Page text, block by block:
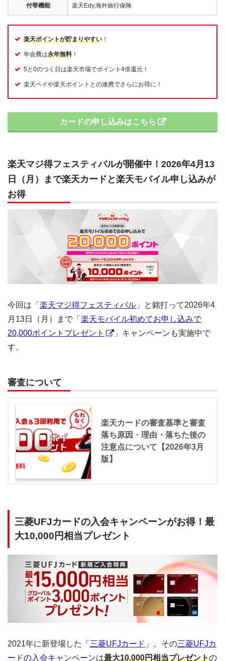
付帯機能 楽天Edy,海外旅行保険
楽天ポイントが貯まりやすい ！
年会費は永年無料 ！
5と0のつく日は楽天市場でポイント4倍還元！
楽天ペイや楽天ポイントとの連携でさらにお得に！
カードの申し込みはこちら
楽天マジ得フェスティバルが開催中！2026年4月13
日（月）まで楽天カードと楽天モバイル申し込みが
お得
今回は「 楽天マジ得フェスティバル 」と銘打って2026年4
月13日（月）まで「 楽天モバイル初めてお申し込みで
20,000ポイントプレゼント
」キャンペーンも実施中で
す。
審査について
楽天カードの審査基準と審査
落ち原因・理由・落ちた後の
注意点について【2026年3月
版】
三菱UFJカードの入会キャンペーンがお得！最
大10,000円相当プレゼント
2021年に新登場した「 三菱UFJカード 」。その三菱UFJカ
ードの入会キャンペーンは最大10,000円相当プレゼントの